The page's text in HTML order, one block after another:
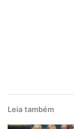
Leia também